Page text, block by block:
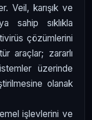
Veil, karışık ve
sahip sıklıkla
çözümlerini
araçlar; zararlı
üzerinde
olanak
işlevlerini ve